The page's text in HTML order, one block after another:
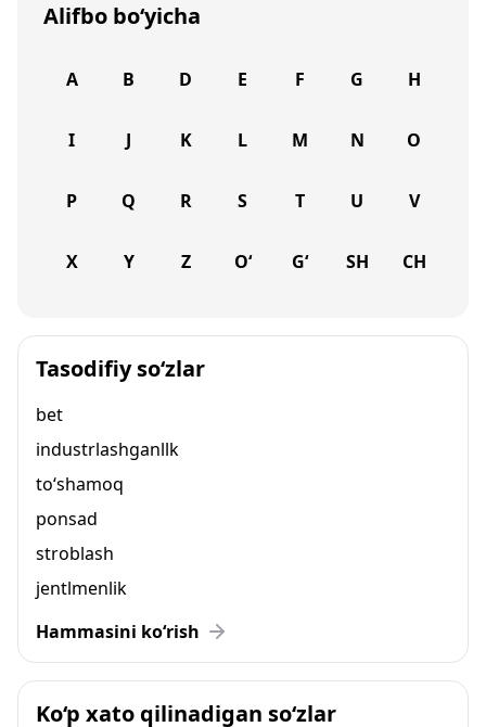
Alifbo bo‘yicha
A B D E F G H
I J K L M N O
P Q R S T U V
X Y Z O‘ G‘ SH CH
Tasodifiy so‘zlar
bet
industrlashganllk
to‘shamoq
ponsad
stroblash
jentlmenlik
Hammasini ko‘rish
Ko‘p xato qilinadigan so‘zlar